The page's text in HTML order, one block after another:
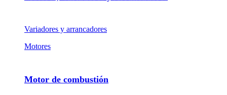
Variadores y arrancadores
Motores
Motor de combustión